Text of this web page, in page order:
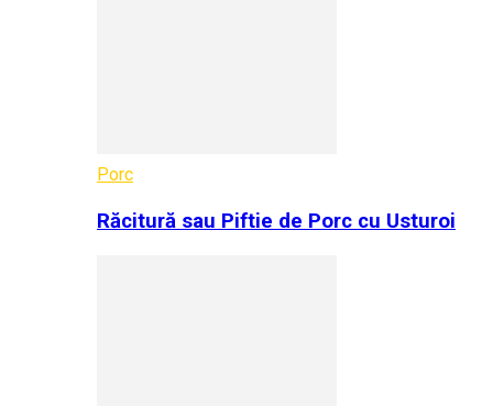
Porc
Răcitură sau Piftie de Porc cu Usturoi